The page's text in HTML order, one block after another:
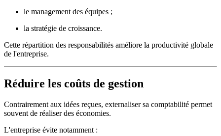
le management des équipes ;
la stratégie de croissance.
Cette répartition des responsabilités améliore la productivité globale
de l'entreprise.
Réduire les coûts de gestion
Contrairement aux idées reçues, externaliser sa comptabilité permet
souvent de réaliser des économies.
L'entreprise évite notamment :